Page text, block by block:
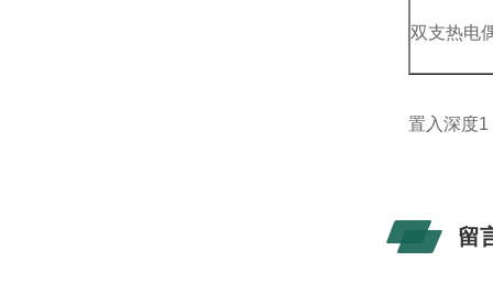
双支热电
置入深度
留